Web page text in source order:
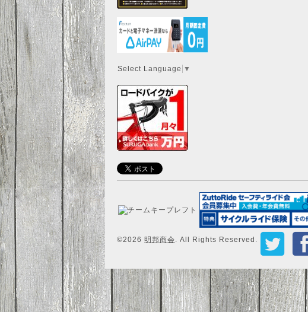
Select Language ▼
©2026 明邦商会. All Rights Reserved.